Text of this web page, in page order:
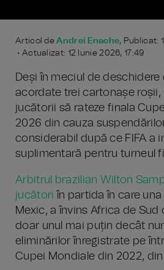
Articol deAndrei Enache, Publicat:
• Actualizat: 12 Iunie 2026, 17:49
Deși în meciul de
acordate trei cartonașe
jucătorii să rateze finala
2026 din cauza
considerabil după ce FIFA a
suplimentară pentru turneul
Arbitrul brazilian Wilton
jucătoriîn partida în care
Mexic, a învins Africa de Sud
doar unul mai puțin decât
eliminărilor înregistrate pe
Cupei Mondiale din 2022, din